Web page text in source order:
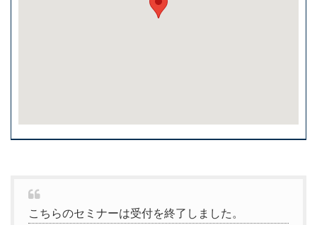
こちらのセミナーは受付を終了しました。